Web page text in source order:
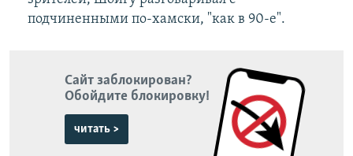
подчиненными по-хамски, "как в 90-е".
Сайт заблокирован?
Обойдите блокировку!
читать >